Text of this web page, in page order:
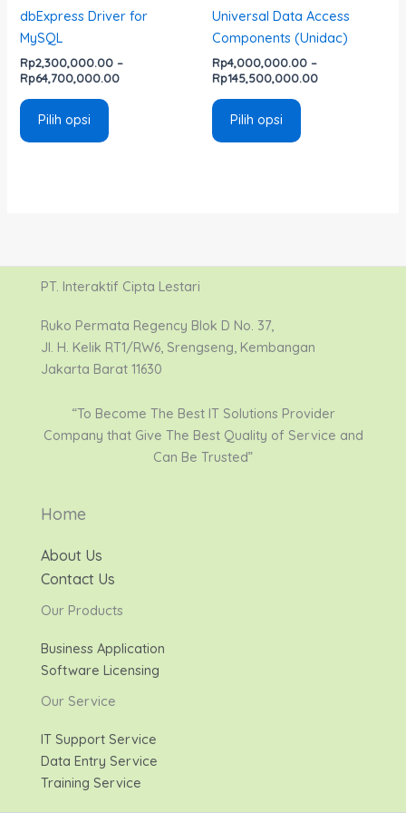
dbExpress Driver for
MySQL
Rp2,300,000.00 –
Rp64,700,000.00
Pilih opsi
Universal Data Access
Components (Unidac)
Rp4,000,000.00 –
Rp145,500,000.00
Pilih opsi
produk
PT. Interaktif Cipta Lestari
Ruko Permata Regency Blok D No. 37,
Jl. H. Kelik RT1/RW6, Srengseng, Kembangan
Jakarta Barat 11630
“To Become The Best IT Solutions Provider
Company that Give The Best Quality of Service and
Can Be Trusted”
Home
About Us
Contact Us
Our Products
Business Application
Software Licensing
Our Service
IT Support Service
Data Entry Service
Training Service